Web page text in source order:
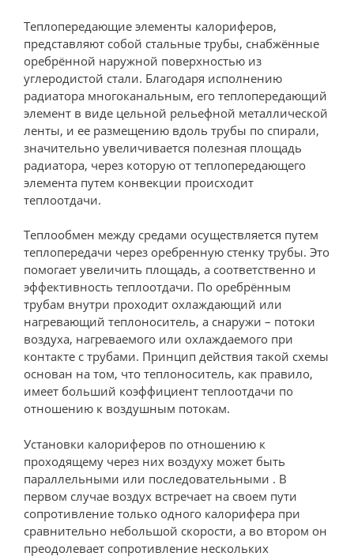
Теплопередающие элементы калориферов,
представляют собой стальные трубы, снабжённые
оребрённой наружной поверхностью из
углеродистой стали. Благодаря исполнению
радиатора многоканальным, его теплопередающий
элемент в виде цельной рельефной металлической
ленты, и ее размещению вдоль трубы по спирали,
значительно увеличивается полезная площадь
радиатора, через которую от теплопередающего
элемента путем конвекции происходит
теплоотдачи.
Теплообмен между средами осуществляется путем
теплопередачи через оребренную стенку трубы. Это
помогает увеличить площадь, а соответственно и
эффективность теплоотдачи. По оребрённым
трубам внутри проходит охлаждающий или
нагревающий теплоноситель, а снаружи – потоки
воздуха, нагреваемого или охлаждаемого при
контакте с трубами. Принцип действия такой схемы
основан на том, что теплоноситель, как правило,
имеет больший коэффициент теплоотдачи по
отношению к воздушным потокам.
Установки калориферов по отношению к
проходящему через них воздуху может быть
параллельными или последовательными . В
первом случае воздух встречает на своем пути
сопротивление только одного калорифера при
сравнительно небольшой скорости, а во втором он
преодолевает сопротивление нескольких